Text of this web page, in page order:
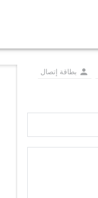
بطاقة إتصال